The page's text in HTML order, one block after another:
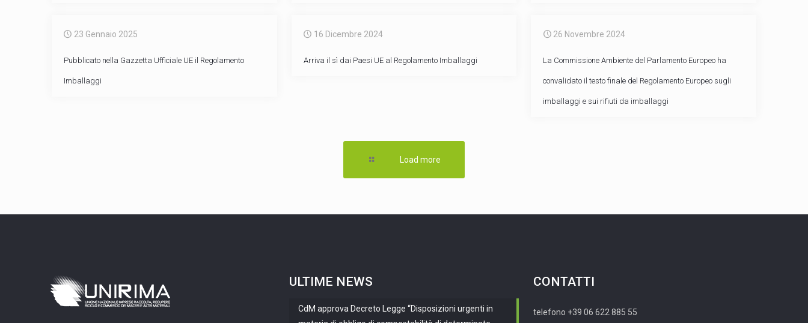
23 Gennaio 2025
Pubblicato nella Gazzetta Ufficiale UE il Regolamento
Imballaggi
16 Dicembre 2024
Arriva il sì dai Paesi UE al Regolamento Imballaggi
26 Novembre 2024
La Commissione Ambiente del Parlamento Europeo ha
convalidato il testo finale del Regolamento Europeo sugli
imballaggi e sui rifiuti da imballaggi
Load more
ULTIME NEWS
CdM approva Decreto Legge “Disposizioni urgenti in
CONTATTI
telefono +39 06 622 885 55